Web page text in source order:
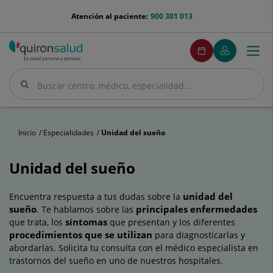
menu-
900 301 013
Atención al paciente:
Buscar
Buscar
menuPedirCita
Pedir
cita
Mi
Quirónsalud
Menú
Inicio Especialidades Unidad del sueño
Unidad del sueño
Encuentra respuesta a tus dudas sobre la unidad del
sueño. Te hablamos sobre las principales enfermedades
que trata, los síntomas que presentan y los diferentes
procedimientos que se utilizan para diagnosticarlas y
abordarlas. Solicita tu consulta con el médico especialista en
trastornos del sueño en uno de nuestros hospitales.